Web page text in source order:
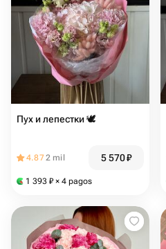
Пух и лепестки 🕊️
4.872 mil 5 570₽
1 393 ₽ × 4 pagos